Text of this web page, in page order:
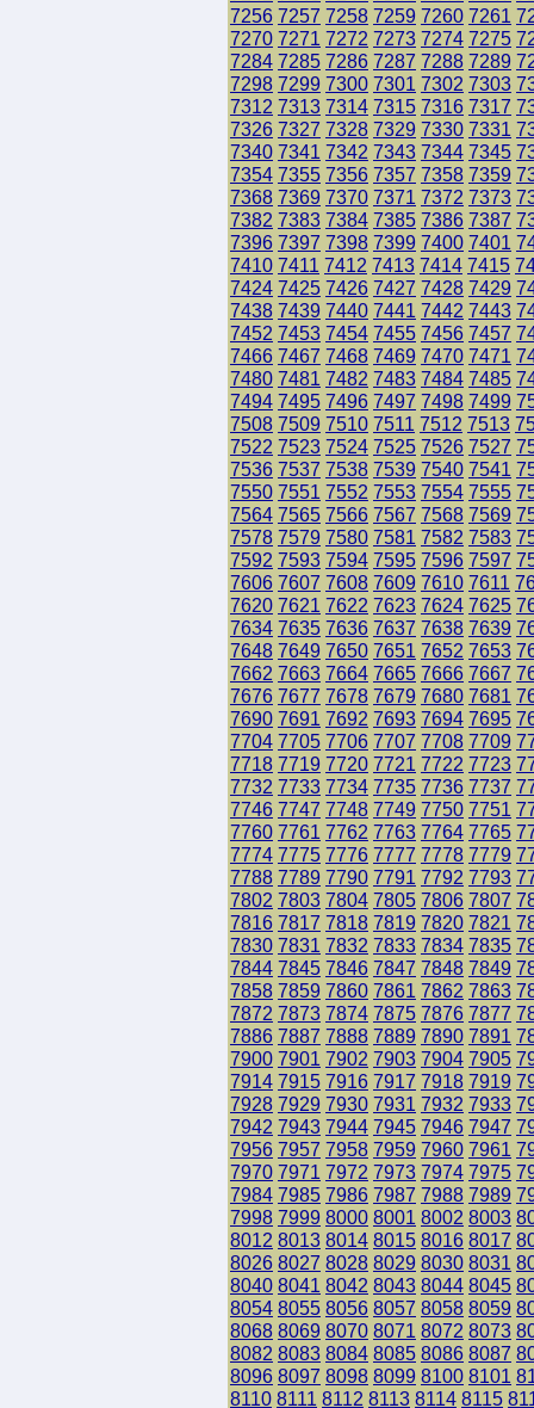
7256 7257 7258 7259 7260 7261
7270 7271 7272 7273 7274 7275
7284 7285 7286 7287 7288 7289
7298 7299 7300 7301 7302 7303
7312 7313 7314 7315 7316 7317
7326 7327 7328 7329 7330 7331
7340 7341 7342 7343 7344 7345
7354 7355 7356 7357 7358 7359
7368 7369 7370 7371 7372 7373
7382 7383 7384 7385 7386 7387
7396 7397 7398 7399 7400 7401
7410 7411 7412 7413 7414 7415
7424 7425 7426 7427 7428 7429
7438 7439 7440 7441 7442 7443
7452 7453 7454 7455 7456 7457
7466 7467 7468 7469 7470 7471
7480 7481 7482 7483 7484 7485
7494 7495 7496 7497 7498 7499
7508 7509 7510 7511 7512 7513
7522 7523 7524 7525 7526 7527
7536 7537 7538 7539 7540 7541
7550 7551 7552 7553 7554 7555
7564 7565 7566 7567 7568 7569
7578 7579 7580 7581 7582 7583
7592 7593 7594 7595 7596 7597
7606 7607 7608 7609 7610 7611
7620 7621 7622 7623 7624 7625
7634 7635 7636 7637 7638 7639
7648 7649 7650 7651 7652 7653
7662 7663 7664 7665 7666 7667
7676 7677 7678 7679 7680 7681
7690 7691 7692 7693 7694 7695
7704 7705 7706 7707 7708 7709
7718 7719 7720 7721 7722 7723
7732 7733 7734 7735 7736 7737
7746 7747 7748 7749 7750 7751
7760 7761 7762 7763 7764 7765
7774 7775 7776 7777 7778 7779
7788 7789 7790 7791 7792 7793
7802 7803 7804 7805 7806 7807
7816 7817 7818 7819 7820 7821
7830 7831 7832 7833 7834 7835
7844 7845 7846 7847 7848 7849
7858 7859 7860 7861 7862 7863
7872 7873 7874 7875 7876 7877
7886 7887 7888 7889 7890 7891
7900 7901 7902 7903 7904 7905
7914 7915 7916 7917 7918 7919
7928 7929 7930 7931 7932 7933
7942 7943 7944 7945 7946 7947
7956 7957 7958 7959 7960 7961
7970 7971 7972 7973 7974 7975
7984 7985 7986 7987 7988 7989
7998 7999 8000 8001 8002 8003
8012 8013 8014 8015 8016 8017
8026 8027 8028 8029 8030 8031
8040 8041 8042 8043 8044 8045
8054 8055 8056 8057 8058 8059
8068 8069 8070 8071 8072 8073
8082 8083 8084 8085 8086 8087
8096 8097 8098 8099 8100 8101
8110 8111 8112 8113 8114 8115